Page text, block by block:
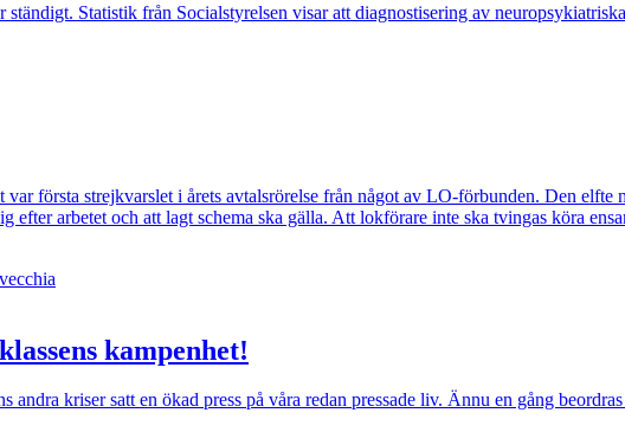
Statistik från Socialstyrelsen visar att diagnostisering av
första strejkvarslet i årets avtalsrörelse från något av LO-förbunden. Den
efter arbetet och att lagt schema ska gälla. Att lokförare inte ska tvingas köra
kampenhet!
andra kriser satt en ökad press på våra redan pressade liv. Ännu en gång